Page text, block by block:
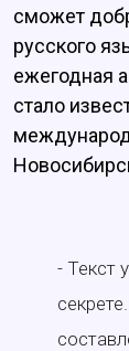
сможет
русского
ежегодная
стало
- Текст